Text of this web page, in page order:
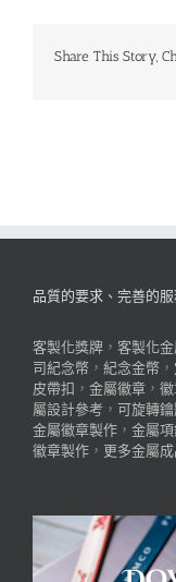
Share This Story,
品質的要求、完善的服
客製化獎牌 ， 客製化
司紀念幣 ， 紀念金幣 ，
皮帶扣 ， 金屬徽章 ，
屬設計參考 ， 可旋轉
金屬徽章製作 ， 金屬
徽章製作 ， 更多金屬